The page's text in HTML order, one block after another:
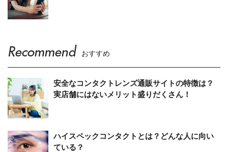
Recommend おすすめ
安全なコンタクトレンズ通販サイトの特徴は？
実店舗にはないメリット盛りだくさん！
ハイスペックコンタクトとは？どんな人に向い
ている？